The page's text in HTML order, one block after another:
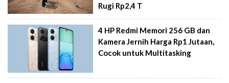
Rugi Rp2,4 T
4 HP Redmi Memori 256 GB dan
Kamera Jernih Harga Rp1 Jutaan,
Cocok untuk Multitasking